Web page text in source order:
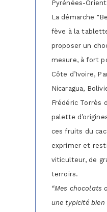
Pyrénées-
La démarche
fève à la
proposer un
mesure, à fort
Côte d’Ivoire,
Nicaragua,
Frédéric Torrès
palette
ces fruits du
exprimer et
viticulteur, de
terroirs.
“Mes chocolats
une typicité bien